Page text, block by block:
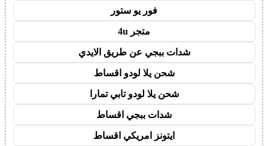
فور يو ستور
متجر 4u
شدات ببجي عن طريق الايدي
شحن يلا لودو اقساط
شحن يلا لودو تابي تمارا
شدات ببجي اقساط
ايتونز امريكي اقساط